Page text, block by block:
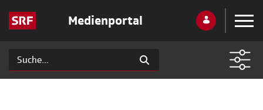
Medienportal